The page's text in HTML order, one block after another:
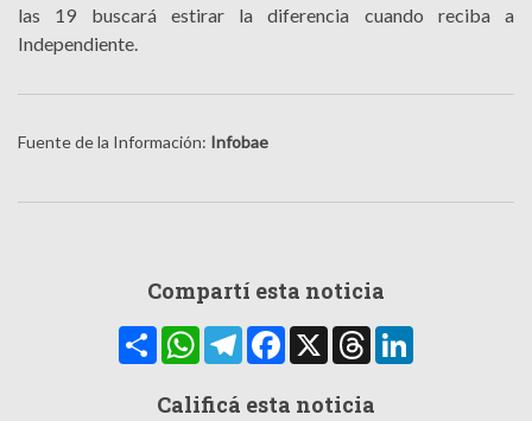
las 19 buscará estirar la diferencia cuando reciba a
Independiente.
Fuente de la Información: Infobae
Compartí esta noticia
CompartirWhatsAppTelegramFacebook
X Threads
Calificá esta noticia